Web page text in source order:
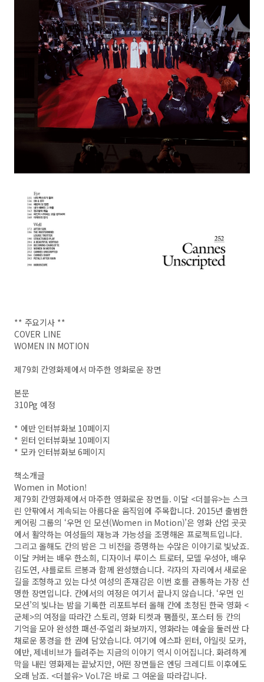
** 주요기사 **
COVER LINE
WOMEN IN MOTION
제79회 칸영화제에서 마주한 영화로운 장면
본문
310Pg 예정
* 에반 인터뷰화보 10페이지
* 윈터 인터뷰화보 10페이지
* 모카 인터뷰화보 6페이지
책소개글
Women in Motion!
제79회 칸영화제에서 마주한 영화로운 장면들. 이달 <더블유>는 스크
린 안팎에서 계속되는 아름다운 움직임에 주목합니다. 2015년 출범한
케어링 그룹의 ‘우먼 인 모션(Women in Motion)’은 영화 산업 곳곳
에서 활약하는 여성들의 재능과 가능성을 조명해온 프로젝트입니다.
그리고 올해도 칸의 밤은 그 비전을 증명하는 수많은 이야기로 빛났죠.
이달 커버는 배우 한소희, 디자이너 루이스 트로터, 모델 우성아, 배우
김도연, 샤를로트 르봉과 함께 완성했습니다. 각자의 자리에서 새로운
길을 조형하고 있는 다섯 여성의 존재감은 이번 호를 관통하는 가장 선
명한 장면입니다. 칸에서의 여정은 여기서 끝나지 않습니다. ‘우먼 인
모션’의 빛나는 밤을 기록한 리포트부터 올해 칸에 초청된 한국 영화 <
군체>의 여정을 따라간 스토리, 영화 티켓과 팸플릿, 포스터 등 칸의
기억을 모아 완성한 패션·주얼리 화보까지, 영화라는 예술을 둘러싼 다
채로운 풍경을 한 권에 담았습니다. 여기에 에스파 윈터, 아일릿 모카,
에반, 제네비브가 들려주는 지금의 이야기 역시 이어집니다. 화려하게
막을 내린 영화제는 끝났지만, 어떤 장면들은 엔딩 크레디트 이후에도
오래 남죠. <더블유> Vol.7은 바로 그 여운을 따라갑니다.